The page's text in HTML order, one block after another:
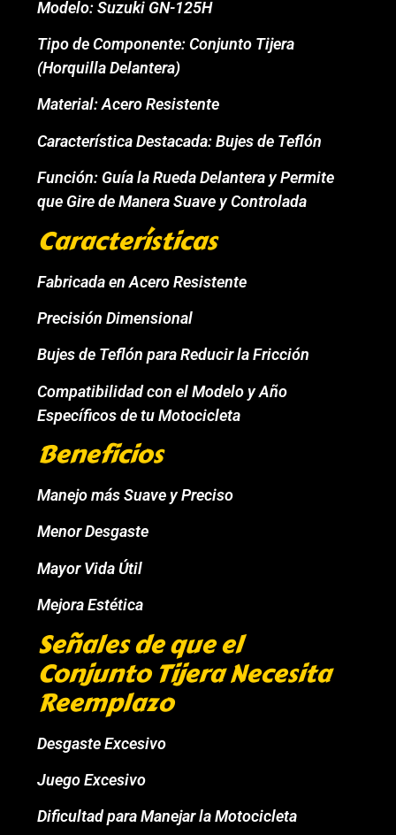
Modelo: Suzuki GN-125H
Tipo de Componente: Conjunto Tijera
(Horquilla Delantera)
Material: Acero Resistente
Característica Destacada: Bujes de Teflón
Función: Guía la Rueda Delantera y Permite
que Gire de Manera Suave y Controlada
Características
Fabricada en Acero Resistente
Precisión Dimensional
Bujes de Teflón para Reducir la Fricción
Compatibilidad con el Modelo y Año
Específicos de tu Motocicleta
Beneficios
Manejo más Suave y Preciso
Menor Desgaste
Mayor Vida Útil
Mejora Estética
Señales de que el
Conjunto Tijera Necesita
Reemplazo
Desgaste Excesivo
Juego Excesivo
Dificultad para Manejar la Motocicleta